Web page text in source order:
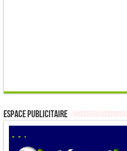
ESPACE PUBLICITAIRE